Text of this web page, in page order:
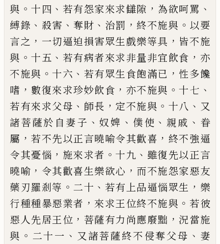
與 。十四 、 若有怨家來求讎隙 ， 為欲呵罵 、
縛錄 、 殺害 、 奪財 、 治罰 ， 終不施與 。 以要
言之 ， 一切逼迫損害眾生戲樂等具 ， 皆不施
與 。十五 、 若有病者來求非量非宜飲食 ， 亦
不施與 。十六 、 若有眾生食飽滿已 ， 性多饞
嗜 ， 數復來求珍妙飲食 ， 亦不施與 。十七 、
若有來求父母 、 師長 ， 定不施與 。 十八 、 又
諸菩薩於自妻子 、奴婢 、 僕使 、親戚 、 眷
屬 ，若不先以正言曉喻令其歡喜 ， 終不強逼
令其憂惱 ， 施來求者 。十九 、 雖復先以正言
曉喻 ， 令其歡喜生樂欲心 ， 而不施怨家惡友
藥刃羅剎等 。 二十 、 若有上品逼惱眾生 ， 樂
行種種暴惡業者 ， 來求王位終不施與 。若彼
惡人先居王位 ， 菩薩有力尚應廢黜 ，況當施
與 。 二十一 、 又諸菩薩終不侵奪父母 、 妻